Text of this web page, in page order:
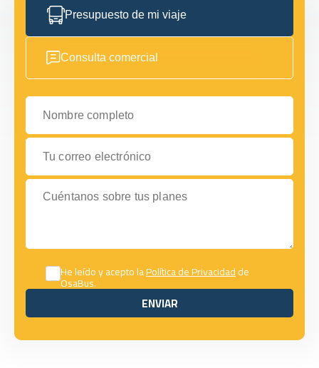
Presupuesto de mi viaje
Consulta comercial
Nombre completo
Tu correo electrónico
Cuéntanos sobre tus planes
He leído y acepto laPolítica de Privacidadde
OsaBus.
ENVIAR
ENVIAR